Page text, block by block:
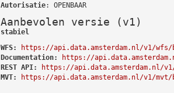
Autorisatie: OPENBAAR
Aanbevolen versie (v1)
stabiel
WFS:
https://api.data.amsterdam.nl/v1/wfs/
Documentation:
https://
REST API:
https://api.data.amsterdam.nl/
MVT:
https://api.data.amsterdam.nl/v1/mvt/